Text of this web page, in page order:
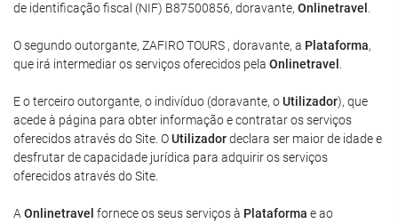
de identificação fiscal (NIF) B87500856, doravante, Onlinetravel
O segundo outorgante, ZAFIRO TOURS , doravante, a Plataforma,
que irá intermediar os serviços oferecidos pela Onlinetravel
E o terceiro outorgante, o indivíduo (doravante, oUtilizador), que
acede à página para obter informação e contratar os serviços
oferecidos através do Site. OUtilizadordeclara ser maior de idade e
desfrutar de capacidade jurídica para adquirir os serviços
oferecidos através do Site.
A Onlinetravel fornece os seus serviços à Plataforma e ao